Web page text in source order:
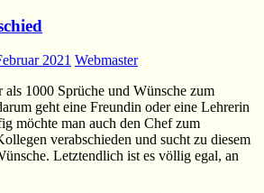
2021 Webmaster
als 1000 Sprüche und Wünsche zum
geht eine Freundin oder eine Lehrerin
möchte man auch den Chef zum
verabschieden und sucht zu diesem
Letztendlich ist es völlig egal, an